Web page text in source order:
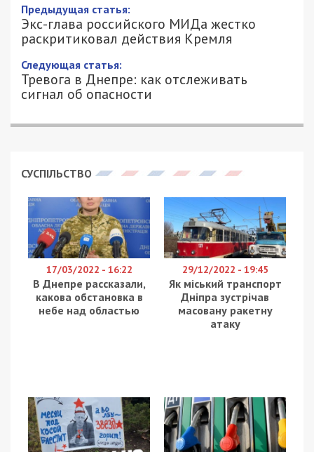
Предыдущая статья:
Экс-глава российского МИДа жестко
раскритиковал действия Кремля
Следующая статья:
Тревога в Днепре: как отслеживать
сигнал об опасности
СУСПІЛЬСТВО
17/03/2022 - 16:22
В Днепре рассказали,
какова обстановка в
небе над областью
29/12/2022 - 19:45
Як міський транспорт
Дніпра зустрічав
масовану ракетну
атаку